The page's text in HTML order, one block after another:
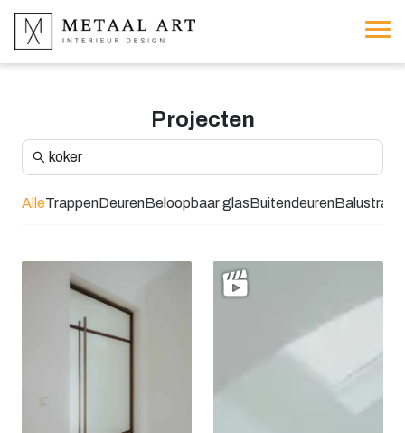
Projecten
AlleTrappenDeurenBeloopbaar glasBuitendeuren